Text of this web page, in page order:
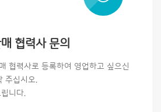
협력사 문의
협력사로 등록하여 영업하고 싶으신
주십시오.
니다.